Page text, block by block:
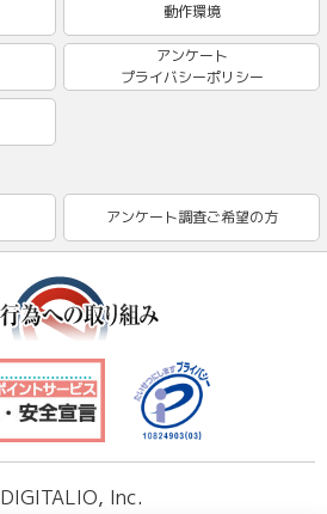
動作環境
アンケート
プライバシーポリシー
アンケート調査ご希望の方
DIGITALIO, Inc.